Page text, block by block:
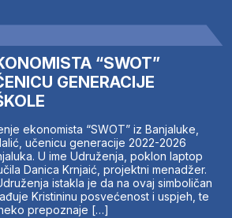
“SWOT”
GENERACIJE
ekonomista “SWOT” iz Banjaluke,
učenicu generacije 2022-2026
U ime Udruženja, poklon laptop
Danica Krnjaić, projektni menadžer.
istakla je da na ovaj simboličan
Kristininu posvećenost i uspjeh, te
prepoznaje […]